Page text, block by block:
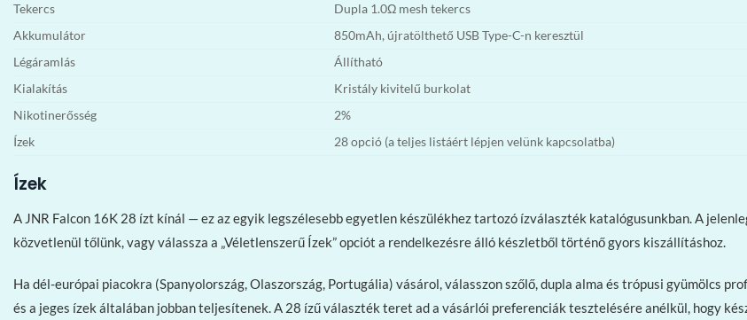
Tekercs
Dupla 1.0Ω mesh tekercs
Akkumulátor
850mAh, újratölthető USB Type-C-n keresztül
Légáramlás
Állítható
Kialakítás
Kristály kivitelű burkolat
Nikotinerősség
2%
Ízek
28 opció (a teljes listáért lépjen velünk kapcsolatba)
Ízek
A JNR Falcon 16K 28 ízt kínál — ez az egyik legszélesebb egyetlen készülékhez tartozó ízválaszték katalógusunkban. A
közvetlenül tőlünk, vagy válassza a „Véletlenszerű Ízek” opciót a rendelkezésre álló készletből történő gyors kiszállításhoz.
Ha dél-európai piacokra (Spanyolország, Olaszország, Portugália) vásárol, válasszon szőlő, dupla alma és trópusi gyümölcs
és a jeges ízek általában jobban teljesítenek. A 28 ízű választék teret ad a vásárlói preferenciák tesztelésére anélkül, hogy